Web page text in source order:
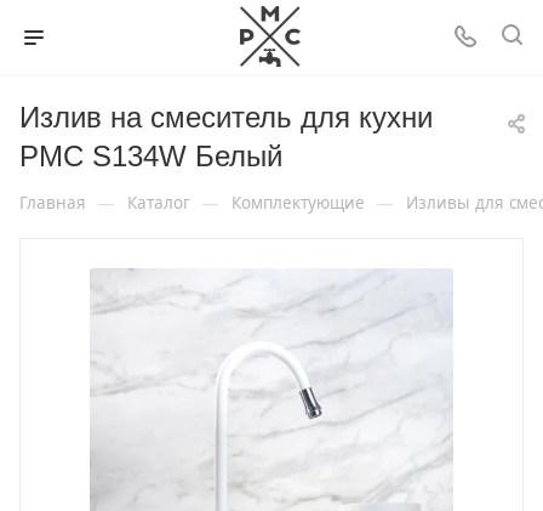
Излив на смеситель для кухни
РМС S134W Белый
Главная — Каталог — Комплектующие — Изливы для